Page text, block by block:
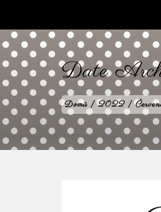
Date
Domů |2022 |